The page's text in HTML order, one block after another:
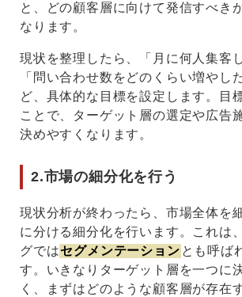
と、どの顧客層に向けて発信すべき
なります。
現状を整理したら、「月に何人集客
「問い合わせ数をどのくらい増やし
ど、具体的な目標を設定します。目
ことで、ターゲット層の選定や広告
決めやすくなります。
2.市場の細分化を行う
現状分析が終わったら、市場全体を
に分ける細分化を行います。これは
グではセグメンテーション とも呼ば
す。いきなりターゲット層を一つに
く、まずはどのような顧客層が存在